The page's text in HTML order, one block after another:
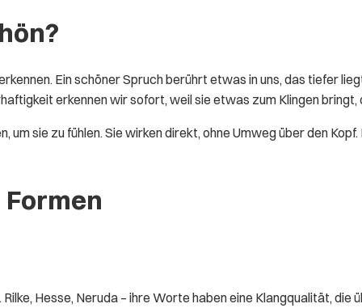
Ein schöner Spruch berührt etwas in uns, das tiefer
erkennen wir sofort, weil sie etwas zum Klingen bringt,
sie zu fühlen. Sie wirken direkt, ohne Umweg über den
Hesse, Neruda – ihre Worte haben eine Klangqualität, die